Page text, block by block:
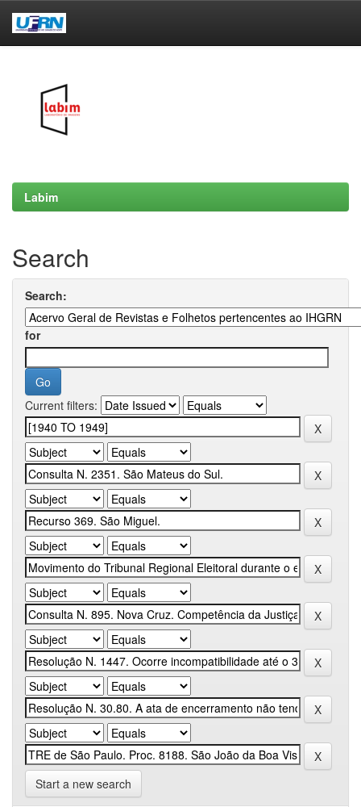
Labim
Search
Search:
for
Current filters:
Start a new search